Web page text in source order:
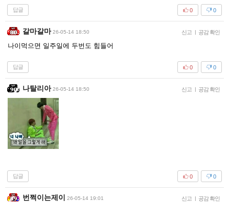
답글 0
0
갈마갈마 26-05-14 18:50 신고 | 공감 확인
나이먹으면 일주일에 두번도 힘들어
답글 0
0
나탈리아 26-05-14 18:50 신고 | 공감 확인
답글 0
0
번쩍이는제이 26-05-14 19:01 신고 | 공감 확인